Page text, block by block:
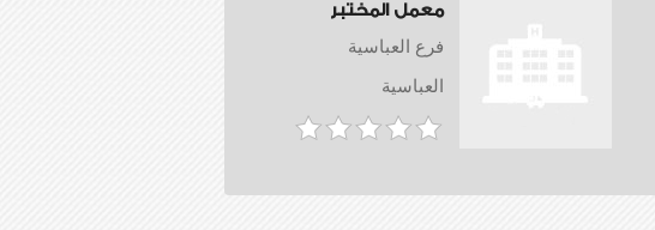
معمل المختبر
فرع العباسية
العباسية